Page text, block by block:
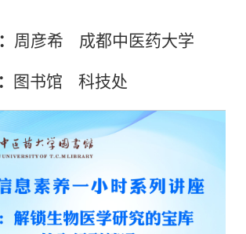
周彦希 成都中医药大学
图书馆 科技处